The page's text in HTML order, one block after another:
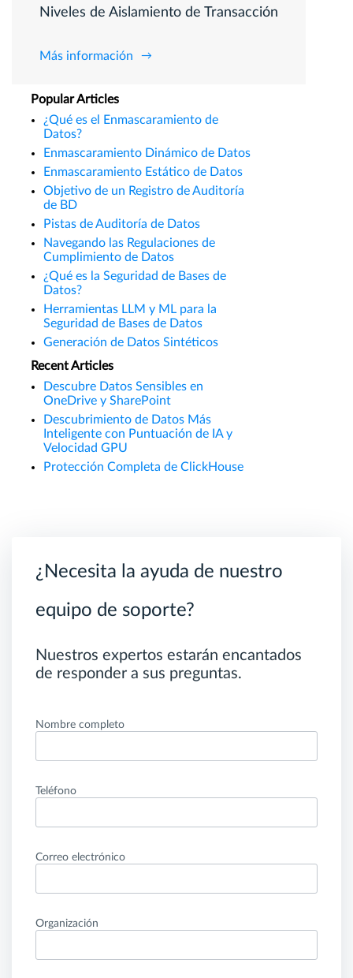
Niveles de Aislamiento de Transacción
Más información
Popular Articles
¿Qué es el Enmascaramiento de
Datos?
Enmascaramiento Dinámico de Datos
Enmascaramiento Estático de Datos
Objetivo de un Registro de Auditoría
de BD
Pistas de Auditoría de Datos
Navegando las Regulaciones de
Cumplimiento de Datos
¿Qué es la Seguridad de Bases de
Datos?
Herramientas LLM y ML para la
Seguridad de Bases de Datos
Generación de Datos Sintéticos
Recent Articles
Descubre Datos Sensibles en
OneDrive y SharePoint
Descubrimiento de Datos Más
Inteligente con Puntuación de IA y
Velocidad GPU
Protección Completa de ClickHouse
¿Necesita la ayuda de nuestro
equipo de soporte?
Nuestros expertos estarán encantados
de responder a sus preguntas.
Nombre completo
Teléfono
Correo electrónico
Organización